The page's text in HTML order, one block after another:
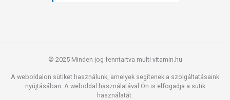
© 2025 Minden jog fenntartva multi-vitamin.hu
A weboldalon sütiket használunk, amelyek segítenek a szolgáltatásaink
nyújtásában. A weboldal használatával Ön is elfogadja a sütik
használatát.